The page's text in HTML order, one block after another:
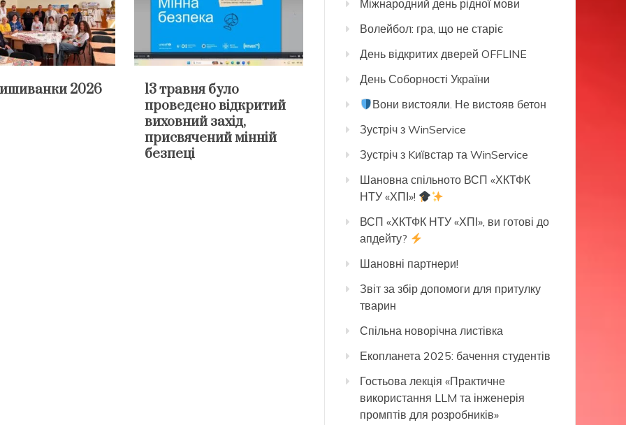
2026
13 травня було
проведено відкритий
виховний захід,
присвячений мінній
безпеці
Міжнародний день рідної мови
Волейбол: гра, що не старіє
День відкритих дверей OFFLINE
День Соборності України
Вони вистояли. Не вистояв бетон
Зустріч з WinService
Зустріч з Kиївстар та WinService
Шановна спільното ВСП «ХКТФК
НТУ «ХПІ»!
ВСП «ХКТФК НТУ «ХПІ», ви готові до
апдейту?
Шановні партнери!
Звіт за збір допомоги для притулку
тварин
Спільна новорічна листівка
Екопланета 2025: бачення студентів
Гостьова лекція «Практичне
використання LLM та інженерія
промптів для розробників»